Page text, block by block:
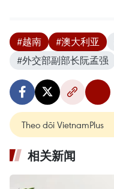
#越南 #澳大利亚
#外交部副部长阮孟强
Theo dõi VietnamPlus
相关新闻